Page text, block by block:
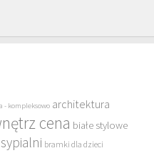
- kompleksowo architektura
cena białe stylowe
bramki dla dzieci